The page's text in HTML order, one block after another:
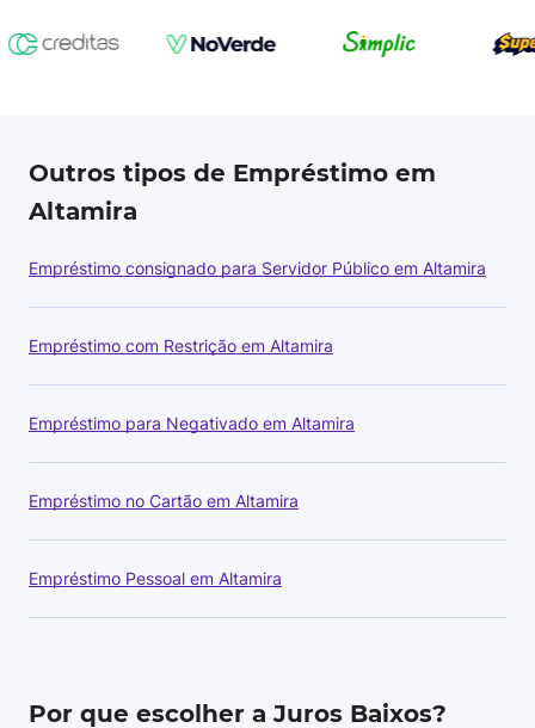
Outros tipos de Empréstimo em
Altamira
Empréstimo consignado para Servidor Público em Altamira
Empréstimo com Restrição em Altamira
Empréstimo para Negativado em Altamira
Empréstimo no Cartão em Altamira
Empréstimo Pessoal em Altamira
Por que escolher a Juros Baixos?